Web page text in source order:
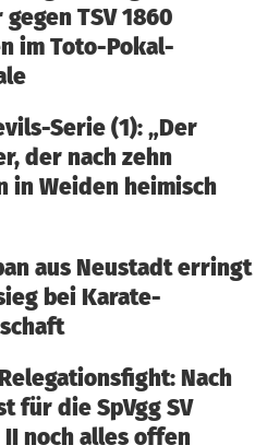
TSV 1860
im Toto-Pokal-
Serie (1): „Der
der nach zehn
in Weiden heimisch
aus Neustadt erringt
bei Karate-
Nach
für die SpVgg SV
II noch alles offen